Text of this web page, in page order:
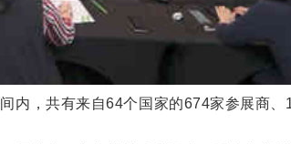
内，共有来自64个国家的674家参展商、